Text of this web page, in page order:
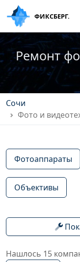
ФИКСБЕРГ.
Ремонт
Сочи
Фото и
Фотоаппараты
Объективы
Нашлось 15